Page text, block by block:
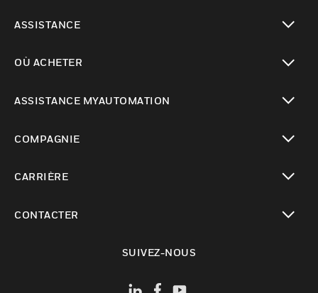
ASSISTANCE
OÙ ACHETER
ASSISTANCE MYAUTOMATION
COMPAGNIE
CARRIÈRE
CONTACTER
SUIVEZ-NOUS